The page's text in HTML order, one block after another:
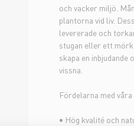
och vacker miljö.
plantorna vid liv.
levererade och
stugan eller ett
skapa en
vissna.
Fördelarna med
• Hög kvalité och